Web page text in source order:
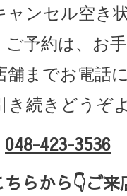
ャンセル空き
ご予約は、お
舗までお電話
き続きどうぞ
048-423-3536
らから👇ご来